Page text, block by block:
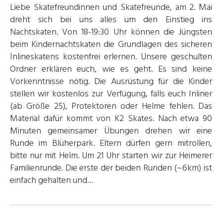
Liebe Skatefreundinnen und Skatefreunde, am 2. Mai
dreht sich bei uns alles um den Einstieg ins
Nachtskaten. Von 18-19:30 Uhr können die Jüngsten
beim Kindernachtskaten die Grundlagen des sicheren
Inlineskatens kostenfrei erlernen. Unsere geschulten
Ordner erklären euch, wie es geht. Es sind keine
Vorkenntnisse nötig. Die Ausrüstung für die Kinder
stellen wir kostenlos zur Verfügung, falls euch Inliner
(ab Größe 25), Protektoren oder Helme fehlen. Das
Material dafür kommt von K2 Skates. Nach etwa 90
Minuten gemeinsamer Übungen drehen wir eine
Runde im Blüherpark. Eltern dürfen gern mitrollen,
bitte nur mit Helm. Um 21 Uhr starten wir zur Heimerer
Familienrunde. Die erste der beiden Runden (~6km) ist
einfach gehalten und…